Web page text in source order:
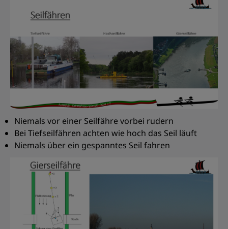
Niemals vor einer Seilfähre vorbei rudern
Bei Tiefseilfähren achten wie hoch das Seil läuft
Niemals über ein gespanntes Seil fahren